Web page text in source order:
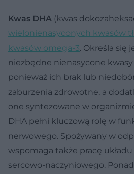
Kwas DHA (kwas
wielonienasyconych kwasów
kwasów omega-3. Określa się
niezbędne nienasycone kwasy
ponieważ ich brak lub
zaburzenia zdrowotne, a
one syntezowane w
DHA pełni kluczową rolę w
nerwowego. Spożywany w
wspomaga także pracę
sercowo-naczyniowego.